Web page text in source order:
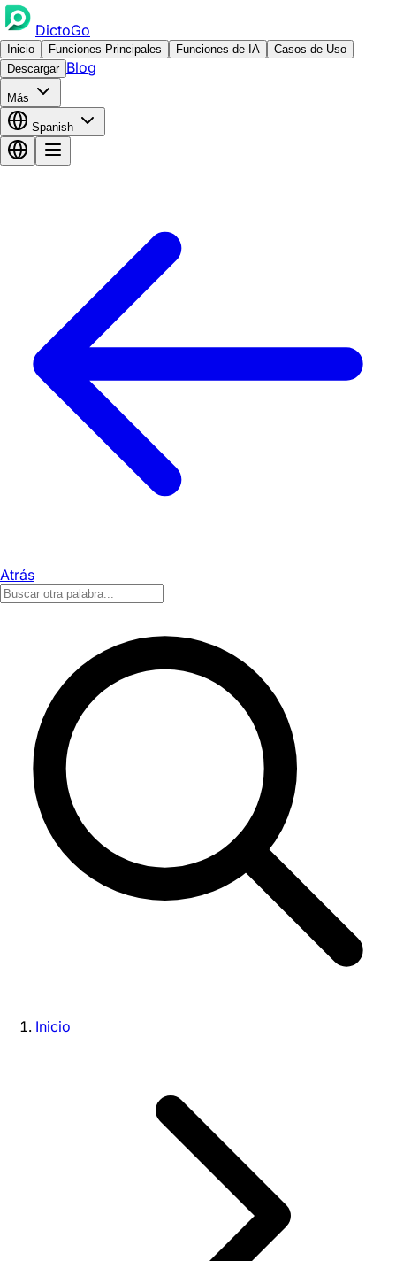
DictoGo
Inicio Funciones Principales Funciones de IA
Casos de Uso
Descargar Blog
Más
Spanish
Atrás
Inicio